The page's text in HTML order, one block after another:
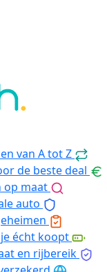
van A tot Z
de beste deal
op maat
auto
écht koopt
en rijbereik